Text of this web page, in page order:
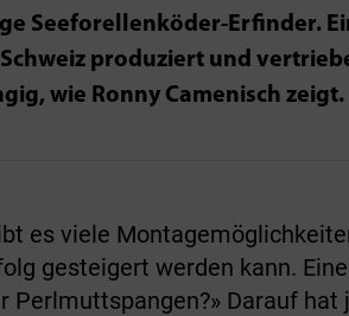
Seeforellenköder-Erfinder.
produziert und
wie Ronny Camenisch zeigt.
es viele
gesteigert werden kann.
Perlmuttspangen?» Darauf